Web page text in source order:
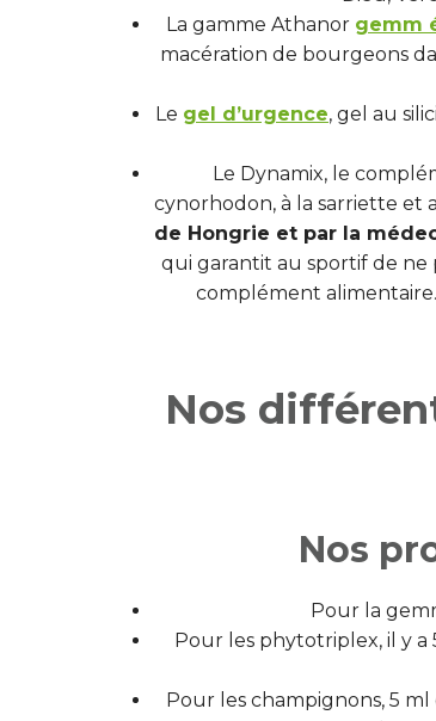
La gamme Athanor gemm
macération de bourgeons
Le gel d’urgence, gel au
Le Dynamix, le
cynorhodon, à la sarriette et
de Hongrie et par la
qui garantit au sportif de ne
complément
Nos
Nos
Pour la
Pour les phytotriplex, il y
Pour les champignons, 5